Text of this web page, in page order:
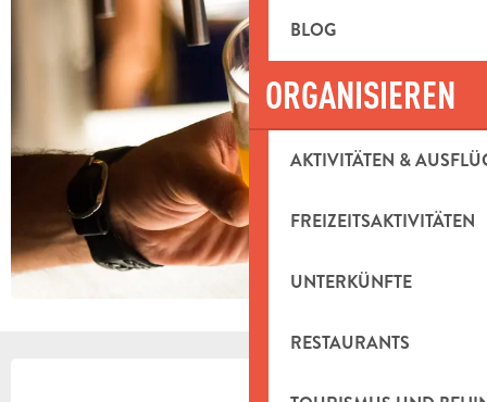
BLOG
ORGANISIEREN
AKTIVITÄTEN &
FREIZEITSAKTIVITÄTEN
UNTERKÜNFTE
RESTAURANTS